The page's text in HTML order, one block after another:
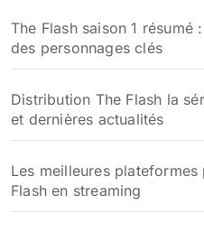
The Flash saison 1 résumé
des personnages clés
Distribution The Flash la
et dernières actualités
Les meilleures
Flash en streaming